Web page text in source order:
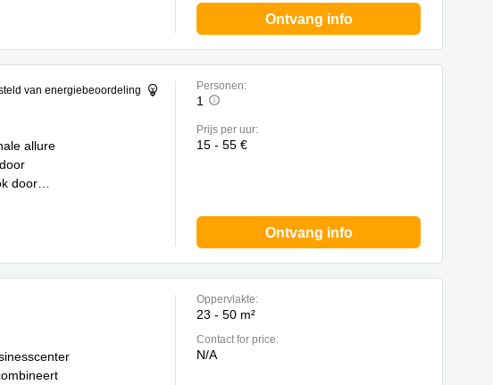
Ontvang info
van energiebeoordeling
allure
door
Personen:
1
Prijs per uur:
15 - 55 €
Ontvang info
Oppervlakte:
23 - 50 m²
Contact for price:
N/A